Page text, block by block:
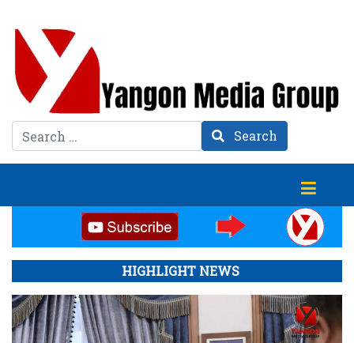
Search Search
HIGHLIGHT NEWS